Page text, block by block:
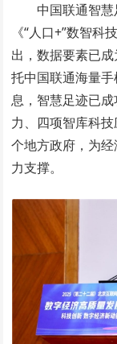
中国联通智
《“人口+”数智
出，数据要素已
托中国联通海量
息，智慧足迹已
力、四项智库科
个地方政府，为
力支撑。